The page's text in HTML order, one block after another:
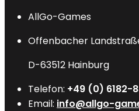
AllGo-Games
Offenbacher
D-63512 Hainburg
Telefon: +49 (0) 6182-
Email: info@allgo-